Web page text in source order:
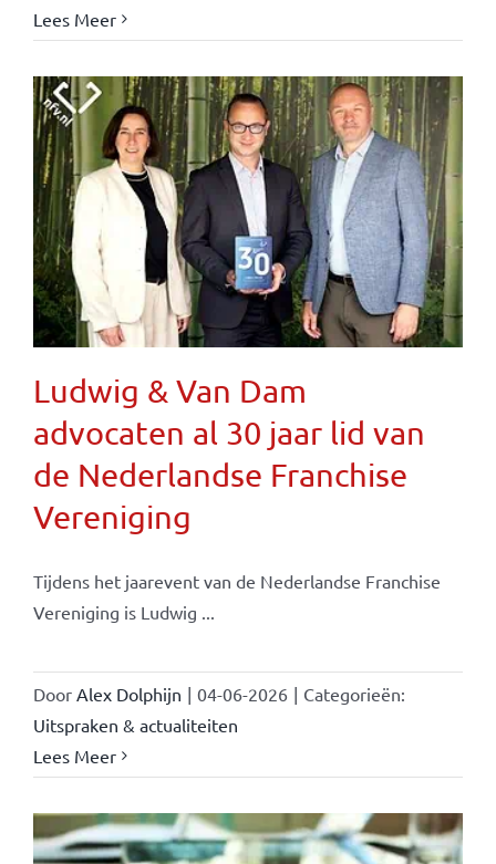
Lees Meer
Ludwig & Van Dam
advocaten al 30 jaar lid van
de Nederlandse Franchise
Vereniging
Tijdens het jaarevent van de Nederlandse Franchise
Vereniging is Ludwig ...
Door Alex Dolphijn | 04-06-2026 | Categorieën:
Uitspraken & actualiteiten
Lees Meer